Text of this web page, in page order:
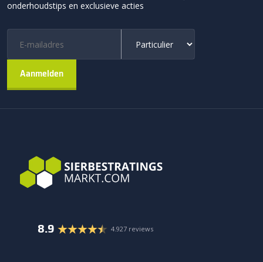
onderhoudstips en exclusieve acties
8.9 4.927 reviews